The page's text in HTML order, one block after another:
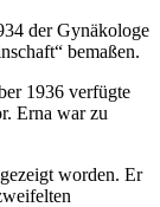
der Gynäkologe
bemaßen.
1936 verfügte
Erna war zu
worden. Er